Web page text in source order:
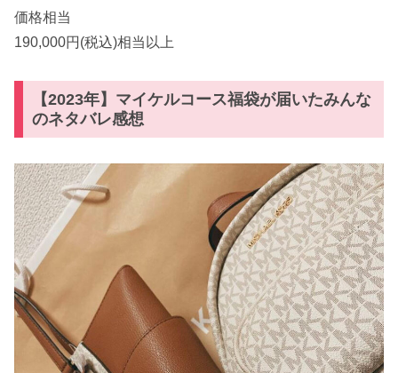
価格相当
190,000円(税込)相当以上
【2023年】マイケルコース福袋が届いたみんな
のネタバレ感想